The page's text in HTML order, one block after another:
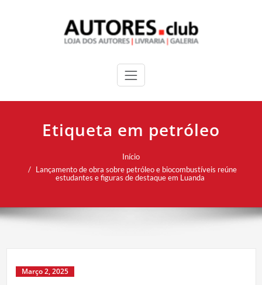
Etiqueta em petróleo
Início
Lançamento de obra sobre petróleo e biocombustíveis reúne
estudantes e figuras de destaque em Luanda
Março 2, 2025